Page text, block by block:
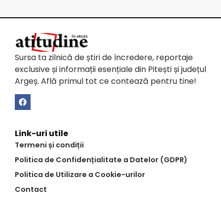
Sursa ta zilnică de știri de încredere, reportaje
exclusive și informații esențiale din Pitești și județul
Argeș. Află primul tot ce contează pentru tine!
Link-uri utile
Termeni și condiții
Politica de Confidențialitate a Datelor (GDPR)
Politica de Utilizare a Cookie-urilor
Contact